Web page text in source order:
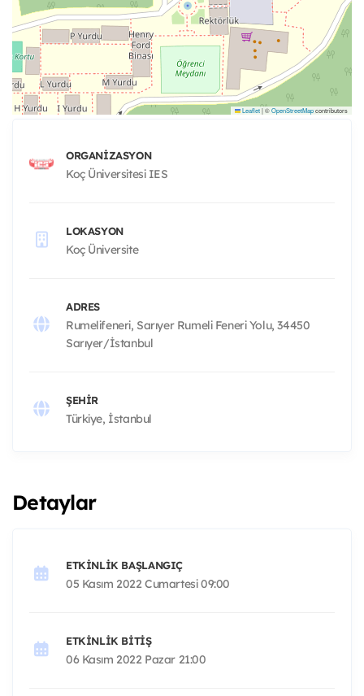
Leaflet|©OpenStreetMapcontributors
ORGANIZASYON
Koç Üniversitesi IES
LOKASYON
Koç Üniversite
ADRES
Rumelifeneri, Sarıyer Rumeli Feneri Yolu, 34450
Sarıyer/İstanbul
ŞEHIR
Türkiye, İstanbul
Detaylar
ETKINLIK BAŞLANGIÇ
05 Kasım 2022 Cumartesi 09:00
ETKINLIK BITIŞ
06 Kasım 2022 Pazar 21:00